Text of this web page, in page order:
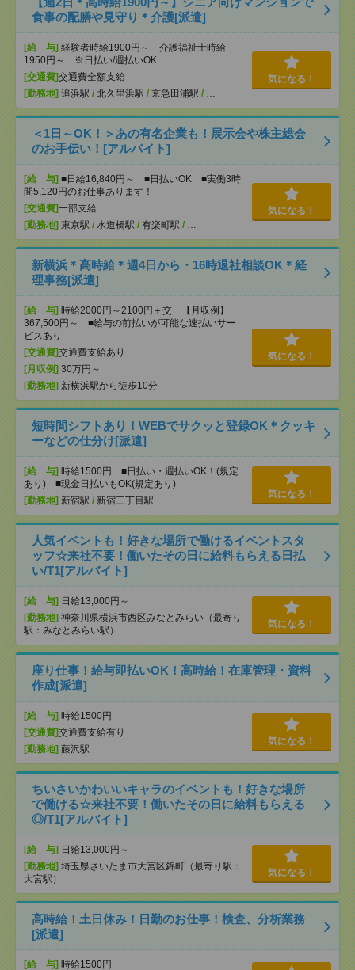
食事の配膳や見守り＊介護[派遣]
[給 与] 経験者時給1900円～ 介護福祉士時給
1950円～ ※日払い/週払いOK
[交通費]交通費全額支給
[勤務地] 追浜駅 / 北久里浜駅 / 京急田浦駅 / …
気になる！
＜1日～OK！＞あの有名企業も！展示会や株主総会
のお手伝い！[アルバイト]
[給 与] ■日給16,840円～ ■日払いOK ■実働3時
間5,120円のお仕事あります！
[交通費]一部支給
[勤務地] 東京駅 / 水道橋駅 / 有楽町駅 / …
気になる！
新横浜＊高時給＊週4日から・16時退社相談OK＊経
理事務[派遣]
[給 与] 時給2000円～2100円＋交 【月収例】
367,500円～ ■給与の前払いが可能な速払いサー
ビスあり
[交通費]交通費支給あり
[月収例] 30万円～
[勤務地] 新横浜駅から徒歩10分
気になる！
短時間シフトあり！WEBでサクッと登録OK＊クッキ
ーなどの仕分け[派遣]
[給 与] 時給1500円 ■日払い・週払いOK！(規定
あり) ■現金日払いもOK(規定あり)
[勤務地] 新宿駅 / 新宿三丁目駅
気になる！
人気イベントも！好きな場所で働けるイベントスタ
ッフ☆来社不要！働いたその日に給料もらえる日払
い/T1[アルバイト]
[給 与] 日給13,000円～
[勤務地] 神奈川県横浜市西区みなとみらい（最寄り
駅：みなとみらい駅）
気になる！
座り仕事！給与即払いOK！高時給！在庫管理・資料
作成[派遣]
[給 与] 時給1500円
[交通費]交通費支給有り
[勤務地] 藤沢駅
気になる！
ちいさいかわいいキャラのイベントも！好きな場所
で働ける☆来社不要！働いたその日に給料もらえる
◎/T1[アルバイト]
[給 与] 日給13,000円～
[勤務地] 埼玉県さいたま市大宮区錦町（最寄り駅：
大宮駅）
気になる！
高時給！土日休み！日勤のお仕事！検査、分析業務
[派遣]
[給 与] 時給1500円